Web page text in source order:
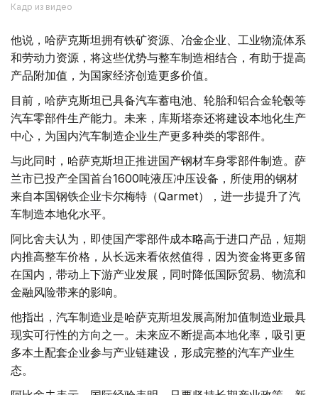
Кадр из видео
他说，哈萨克斯坦拥有铁矿资源、冶金企业、工业物流体系
和劳动力资源，将这些优势与整车制造相结合，有助于提高
产品附加值，为国家经济创造更多价值。
目前，哈萨克斯坦已具备汽车蓄电池、轮胎和铝合金轮毂等
汽车零部件生产能力。未来，库斯塔奈还将建设本地化生产
中心，为国内汽车制造企业生产更多种类的零部件。
与此同时，哈萨克斯坦正推进国产钢材车身零部件制造。萨
兰市已投产全国首台1600吨液压冲压设备，所使用的钢材
来自本国钢铁企业卡尔梅特（Qarmet），进一步提升了汽
车制造本地化水平。
阿比舍夫认为，即使国产零部件成本略高于进口产品，短期
内推高整车价格，从长远来看依然值得，因为资金将更多留
在国内，带动上下游产业发展，同时降低国际贸易、物流和
金融风险带来的影响。
他指出，汽车制造业是哈萨克斯坦发展高附加值制造业最具
现实可行性的方向之一。未来应不断提高本地化率，吸引更
多本土配套企业参与产业链建设，形成完整的汽车产业生
态。